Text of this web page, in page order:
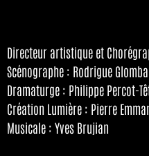
Directeur artistique et
Scénographe : Rodrigue
Dramaturge : Philippe Percot-
Création Lumière : Pierre
Musicale : Yves Brujian